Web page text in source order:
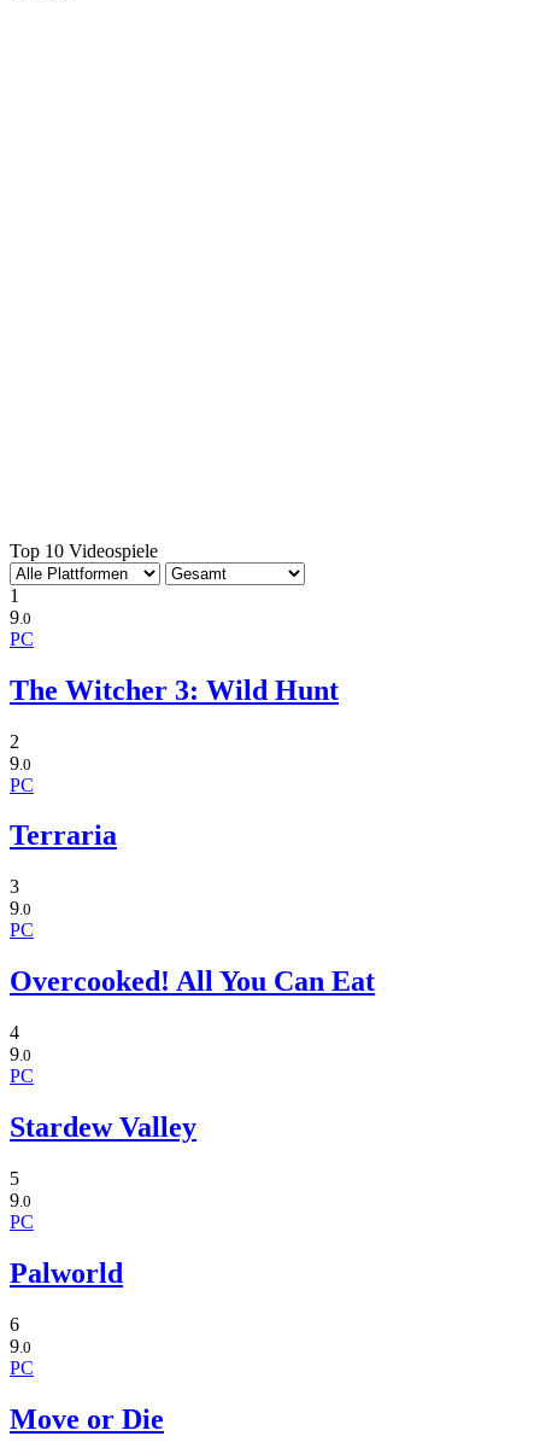
Top 10 Videospiele
1
9 .0
PC
The Witcher 3: Wild Hunt
2
9 .0
PC
Terraria
3
9.0
PC
Overcooked! All You Can Eat
4
9.0
PC
Stardew Valley
5
9.0
PC
Palworld
6
9 .0
PC
Move or Die